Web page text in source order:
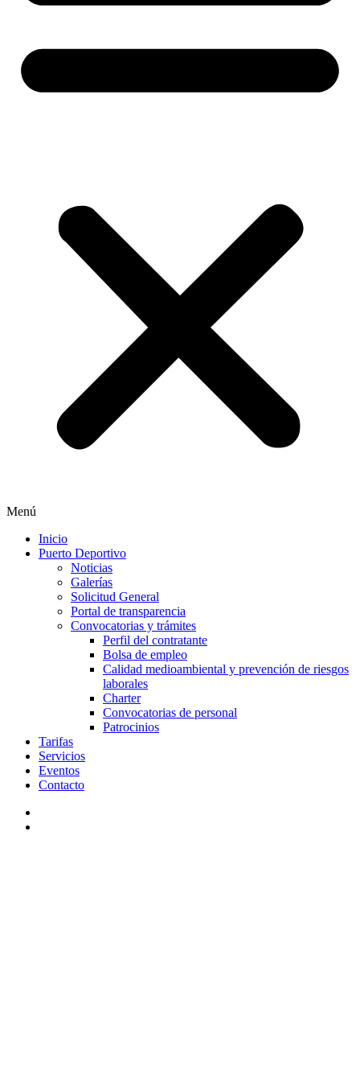
Menú
Inicio
Puerto Deportivo
Noticias
Galerías
Solicitud General
Portal de transparencia
Convocatorias y trámites
Perfil del contratante
Bolsa de empleo
Calidad medioambiental y prevención de riesgos
laborales
Charter
Convocatorias de personal
Patrocinios
Tarifas
Servicios
Eventos
Contacto